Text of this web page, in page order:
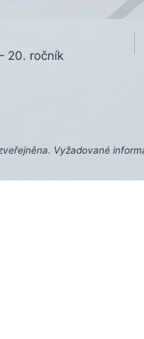
20. ročník
Vyžadované